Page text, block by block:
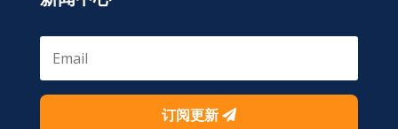
订阅更新